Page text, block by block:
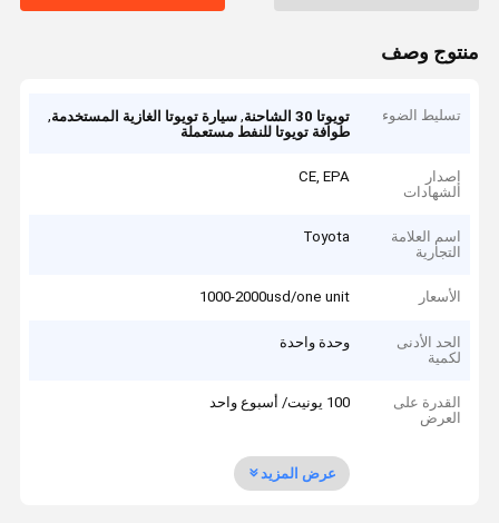
منتوج وصف
تسليط الضوء تويوتا 30 الشاحنة ,سيارة تويوتا الغازية المستخدمة,
طوافة تويوتا للنفط مستعملة
إصدار
الشهادات
CE, EPA
اسم العلامة
التجارية
Toyota
الأسعار 1000-2000usd/one unit
الحد الأدنى
لكمية
وحدة واحدة
القدرة على
العرض
100 يونيت/ أسبوع واحد
عرض المزيد